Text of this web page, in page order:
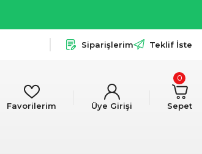
Siparişlerim Teklif İste
Favorilerim Üye Girişi Sepet
0